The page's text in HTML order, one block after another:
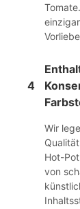
4
Wir
Hot-
von